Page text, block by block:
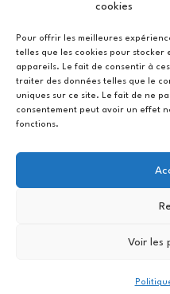
cookies
Pour offrir les meilleures
telles que les cookies pour
appareils. Le fait de consentir à
traiter des données telles que le
uniques sur ce site. Le fait de ne
consentement peut avoir un effet
fonctions.
Voir les
Politique de cookies (UE)